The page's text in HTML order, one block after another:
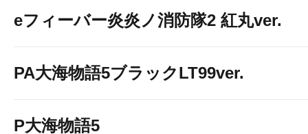
eフィーバー炎炎ノ消防隊2 紅丸ver.
PA大海物語5ブラックLT99ver.
P大海物語5